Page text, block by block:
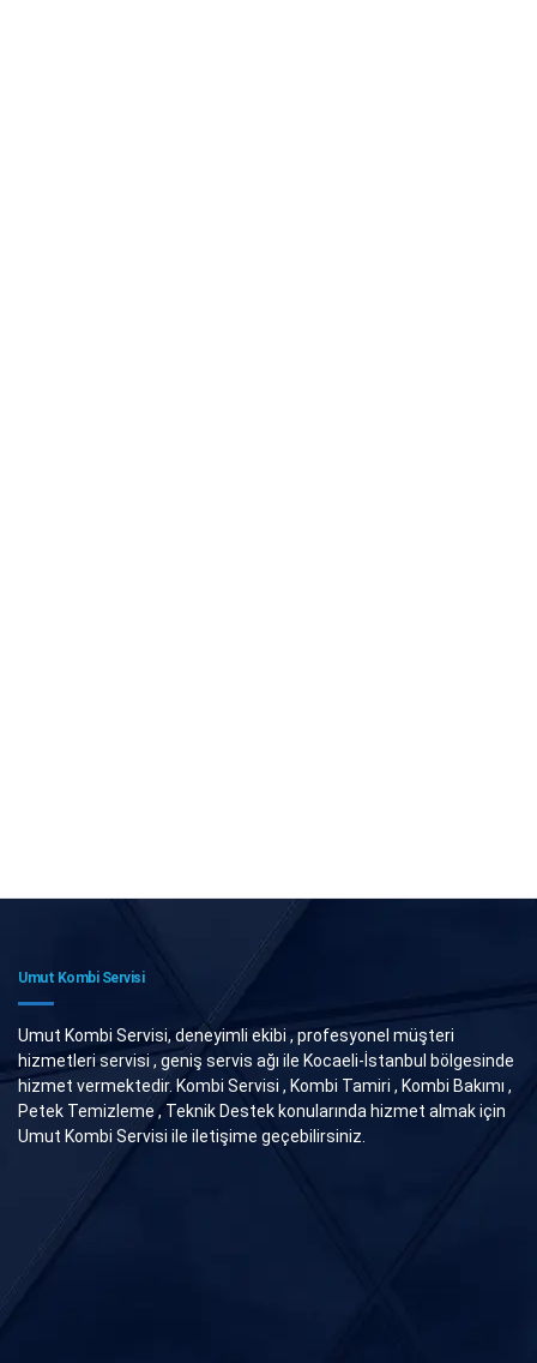
Umut Kombi Servisi
Umut Kombi Servisi, deneyimli ekibi , profesyonel müşteri
hizmetleri servisi , geniş servis ağı ile Kocaeli-İstanbul bölgesinde
hizmet vermektedir. Kombi Servisi , Kombi Tamiri , Kombi Bakımı ,
Petek Temizleme , Teknik Destek konularında hizmet almak için
Umut Kombi Servisi ile iletişime geçebilirsiniz.